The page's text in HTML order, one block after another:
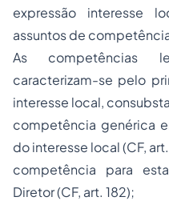
expressão interesse
assuntos de
As competências
caracterizam-se pelo
interesse local,
competência genérica
do interesse local(CF,
competência para
Diretor (CF, art. 182);